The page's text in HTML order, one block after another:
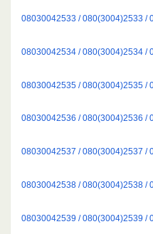
08030042533 / 080(3004)2533 /
08030042534 / 080(3004)2534 /
08030042535 / 080(3004)2535 /
08030042536 / 080(3004)2536 /
08030042537 / 080(3004)2537 /
08030042538 / 080(3004)2538 /
08030042539 / 080(3004)2539 /